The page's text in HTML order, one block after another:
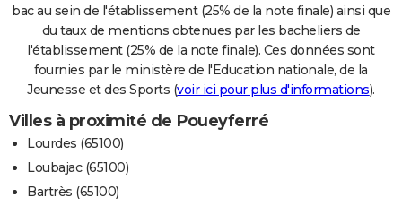
bac au sein de l'établissement (25% de la note finale) ainsi que
du taux de mentions obtenues par les bacheliers de
l'établissement (25% de la note finale). Ces données sont
fournies par le ministère de l'Education nationale, de la
Jeunesse et des Sports (voir ici pour plus d'informations).
Villes à proximité de Poueyferré
Lourdes (65100)
Loubajac (65100)
Bartrès (65100)